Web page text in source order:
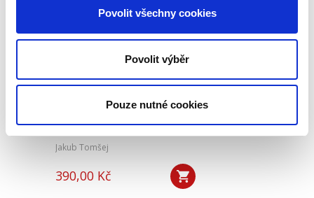
Povolit všechny cookies
Povolit výběr
Pouze nutné cookies
Spory o skončení
pracovního poměru
Jakub Tomšej
390,00 Kč